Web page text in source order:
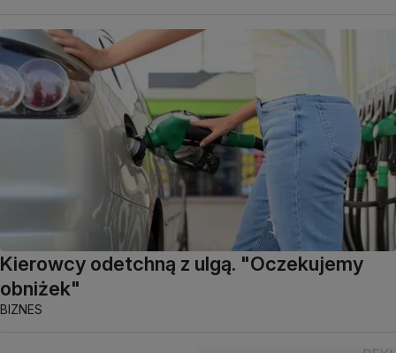
Kierowcy odetchną z ulgą. "Oczekujemy
obniżek"
BIZNES